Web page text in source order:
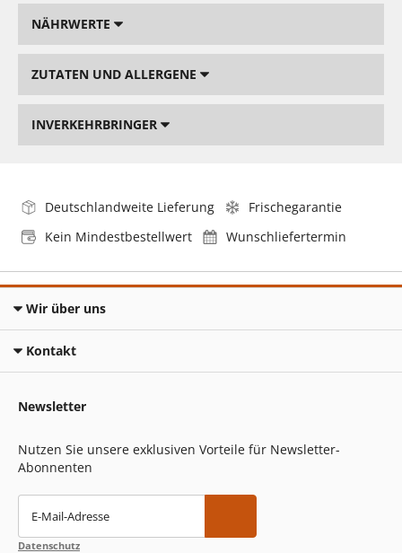
NÄHRWERTE
ZUTATEN UND ALLERGENE
INVERKEHRBRINGER
Deutschlandweite Lieferung
Frischegarantie
Kein Mindestbestellwert
Wunschliefertermin
Wir über uns
Kontakt
Newsletter
Nutzen Sie unsere exklusiven Vorteile für Newsletter-
Abonnenten
E-Mail-Adresse
Datenschutz